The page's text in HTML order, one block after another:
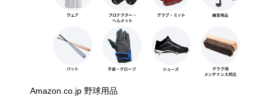
Amazon.co.jp 野球用品